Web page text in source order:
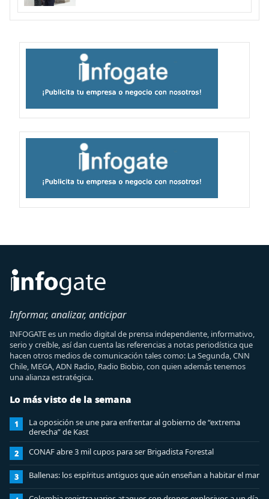
Informar, analizar, anticipar
INFOGATE es un medio digital de prensa independiente, informativo,
serio y creíble, así dan cuenta las referencias a notas periodística que
hacen otros medios de comunicación tales como: La Segunda, CNN
Chile, MEGA, ADN Radio, Radio Biobio, con quien además tenemos
una alianza estratégica.
Lo más visto de la semana
1
La oposición se une para enfrentar al gobierno de “extrema
derecha” de Kast
2 CONAF abre 3 mil cupos para ser Brigadista Forestal
3 Ballenas: los espíritus antiguos que aún enseñan a habitar el mar